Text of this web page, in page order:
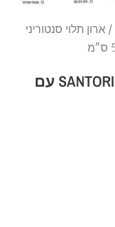
/ ארון תלוי סנטוריני
ארון תלוי סנטוריני פלאט SANTORINI עם